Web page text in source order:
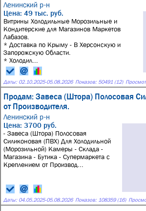
Ленинский р-н
Цена: 49 тыс. руб.
Витрины Холодильные Морозильные и
Кондитерские для Магазинов Маркетов
Лабазов.
* Доставка по Крыму - В Херсонскую и
Запорожскую Области.
* Холодил...
Даты: 02.10.2025-05.08.2026 Показов: 50491 (12)
Продам: Завеса (Штора) Полосовая
от Производителя.
Ленинский р-н
Цена: 3700 руб.
- Завеса (Штора) Полосовая
Силиконовая (ПВХ) Для Холодильной
(Морозильной) Камеры - Склада -
Магазина - Бутика - Супермаркета с
Креплением от Производ...
Даты: 04.05.2025-05.08.2026 Показов: 108359 (16)